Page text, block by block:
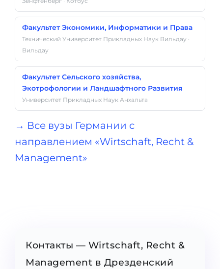
Факультет Экономики, Информатики и Права
Технический Университет Прикладных Наук Вильдау ·
Вильдау
Факультет Сельского хозяйства,
Экотрофологии и Ландшафтного Развития
Университет Прикладных Наук Анхальта
→ Все вузы Германии с
направлением «Wirtschaft, Recht &
Management»
Контакты — Wirtschaft, Recht &
Management в Дрезденский